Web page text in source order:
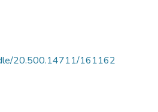
20.500.14711/161162